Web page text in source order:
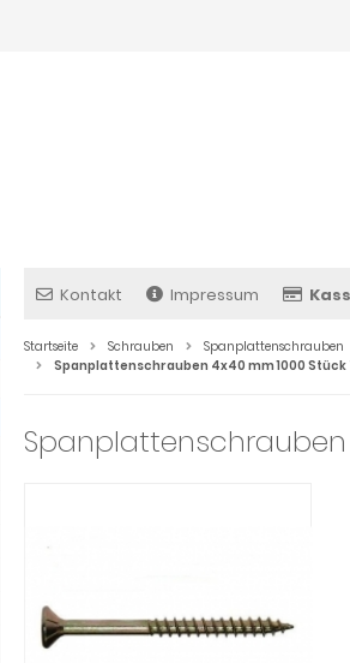
Kontakt Impressum
Startseite Schrauben Spanplattenschrauben
Spanplattenschrauben 4x40 mm 1000 Stück
Spanplattenschrauben